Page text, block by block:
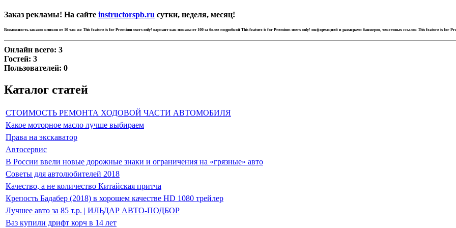
Заказ рекламы! На сайте instructorspb.ru сутки, неделя, месяц!
Возможность заказов кликов от 10 так же This feature is for Premium users only! вариант как показы от 100 за более подробной This feature is for Premium users only! информацией и размерами баннеров, текстовых ссылок This feature is for
Онлайн всего: 3
Гостей: 3
Пользователей: 0
Каталог статей
СТОИМОСТЬ РЕМОНТА ХОДОВОЙ ЧАСТИ АВТОМОБИЛЯ
Какое моторное масло лучше выбираем
Права на экскаватор
Автосервис
В России ввели новые дорожные знаки и ограничения на «грязные» авто
Советы для автолюбителей 2018
Качество, а не количество Китайская притча
Крепость Бадабер (2018) в хорошем качестве HD 1080 трейлер
Лучшее авто за 85 т.р. | ИЛЬДАР АВТО-ПОДБОР
Ваз купили дрифт корч в 14 лет